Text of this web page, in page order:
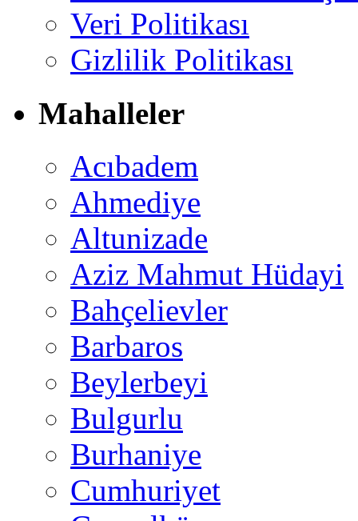
Veri Politikası
Gizlilik Politikası
Mahalleler
Acıbadem
Ahmediye
Altunizade
Aziz Mahmut Hüdayi
Bahçelievler
Barbaros
Beylerbeyi
Bulgurlu
Burhaniye
Cumhuriyet